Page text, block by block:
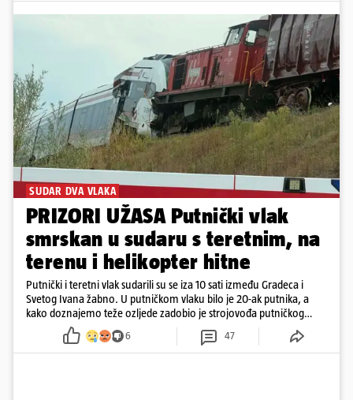
SUDAR DVA VLAKA
PRIZORI UŽASA Putnički vlak
smrskan u sudaru s teretnim, na
terenu i helikopter hitne
Putnički i teretni vlak sudarili su se iza 10 sati između Gradeca i
Svetog Ivana žabno. U putničkom vlaku bilo je 20-ak putnika, a
kako doznajemo teže ozljede zadobio je strojovođa putničkog
vlaka. Zatvoren je promet, a fotoreporteri Prigorskog objavili su
prve snimke s mjesta sudara
6 47